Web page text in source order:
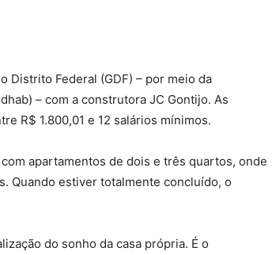
Distrito Federal (GDF) – por meio da
– com a construtora JC Gontijo. As
R$ 1.800,01 e 12 salários mínimos.
apartamentos de dois e três quartos, onde
Quando estiver totalmente concluído, o
do sonho da casa própria. É o